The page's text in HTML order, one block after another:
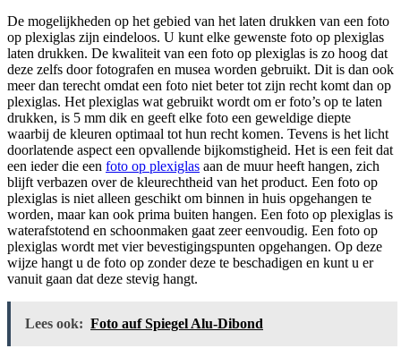
De mogelijkheden op het gebied van het laten drukken van een foto
op plexiglas zijn eindeloos. U kunt elke gewenste foto op plexiglas
laten drukken. De kwaliteit van een foto op plexiglas is zo hoog dat
deze zelfs door fotografen en musea worden gebruikt. Dit is dan ook
meer dan terecht omdat een foto niet beter tot zijn recht komt dan op
plexiglas. Het plexiglas wat gebruikt wordt om er foto’s op te laten
drukken, is 5 mm dik en geeft elke foto een geweldige diepte
waarbij de kleuren optimaal tot hun recht komen. Tevens is het licht
doorlatende aspect een opvallende bijkomstigheid. Het is een feit dat
een ieder die een foto op plexiglas aan de muur heeft hangen, zich
blijft verbazen over de kleurechtheid van het product. Een foto op
plexiglas is niet alleen geschikt om binnen in huis opgehangen te
worden, maar kan ook prima buiten hangen. Een foto op plexiglas is
waterafstotend en schoonmaken gaat zeer eenvoudig. Een foto op
plexiglas wordt met vier bevestigingspunten opgehangen. Op deze
wijze hangt u de foto op zonder deze te beschadigen en kunt u er
vanuit gaan dat deze stevig hangt.
Lees ook: Foto auf Spiegel Alu-Dibond